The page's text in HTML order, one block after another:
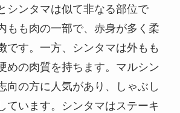
シンタマは似て非なる部位で
もも肉の一部で、赤身が多く柔
です。一方、シンタマは外もも
めの肉質を持ちます。マルシン
向の方に人気があり、しゃぶし
ています。シンタマはステーキ